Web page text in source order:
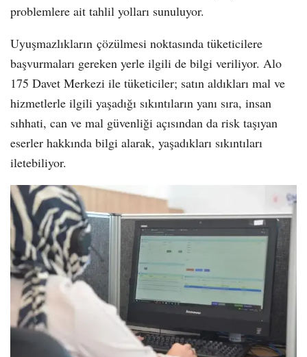
problemlere ait tahlil yolları sunuluyor.
Uyuşmazlıkların çözülmesi noktasında tüketicilere
başvurmaları gereken yerle ilgili de bilgi veriliyor. Alo
175 Davet Merkezi ile tüketiciler; satın aldıkları mal ve
hizmetlerle ilgili yaşadığı sıkıntıların yanı sıra, insan
sıhhati, can ve mal güvenliği açısından da risk taşıyan
eserler hakkında bilgi alarak, yaşadıkları sıkıntıları
iletebiliyor.